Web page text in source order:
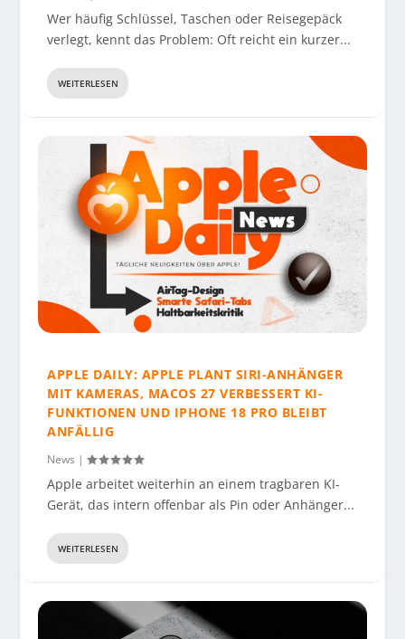
REDUZIERT – VON IPHONE, APPLE WATCH UND
AIRPODS BIS ZUM STUD...
GERÄTE UND FÜNF APPS ZEIGEN DEN NÄCHSTEN
SCHUB
INTELLIGENTER – UND DEUTLICH TEURER
IPHONE 17 PRO STARK REDUZIERT
Wer häufig Schlüssel, Taschen oder Reisegepäck
verlegt, kennt das Problem: Oft reicht ein kurzer...
WEITERLESEN
APPLE DAILY: APPLE PLANT SIRI-ANHÄNGER
MIT KAMERAS, MACOS 27 VERBESSERT KI-
FUNKTIONEN UND IPHONE 18 PRO BLEIBT
ANFÄLLIG
News |
Apple arbeitet weiterhin an einem tragbaren KI-
Gerät, das intern offenbar als Pin oder Anhänger...
WEITERLESEN